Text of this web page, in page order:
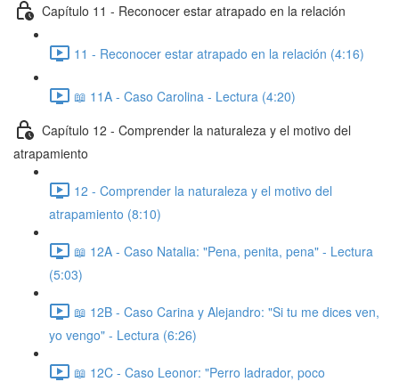
Capítulo 11 - Reconocer estar atrapado en la relación
11 - Reconocer estar atrapado en la relación (4:16)
📖 11A - Caso Carolina - Lectura (4:20)
Capítulo 12 - Comprender la naturaleza y el motivo del
atrapamiento
12 - Comprender la naturaleza y el motivo del
atrapamiento (8:10)
📖 12A - Caso Natalia: "Pena, penita, pena" - Lectura
(5:03)
📖 12B - Caso Carina y Alejandro: "Si tu me dices ven,
yo vengo" - Lectura (6:26)
📖 12C - Caso Leonor: "Perro ladrador, poco